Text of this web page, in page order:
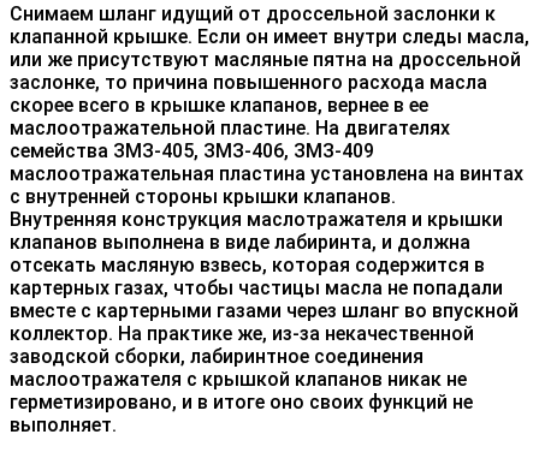
Снимаем шланг идущий от дроссельной заслонки к
клапанной крышке. Если он имеет внутри следы масла,
или же присутствуют масляные пятна на дроссельной
заслонке, то причина повышенного расхода масла
скорее всего в крышке клапанов, вернее в ее
маслоотражательной пластине. На двигателях
семейства ЗМЗ-405, ЗМЗ-406, ЗМЗ-409
маслоотражательная пластина установлена на винтах
с внутренней стороны крышки клапанов.
Внутренняя конструкция маслотражателя и крышки
клапанов выполнена в виде лабиринта, и должна
отсекать масляную взвесь, которая содержится в
картерных газах, чтобы частицы масла не попадали
вместе с картерными газами через шланг во впускной
коллектор. На практике же, из-за некачественной
заводской сборки, лабиринтное соединения
маслоотражателя с крышкой клапанов никак не
герметизировано, и в итоге оно своих функций не
выполняет.